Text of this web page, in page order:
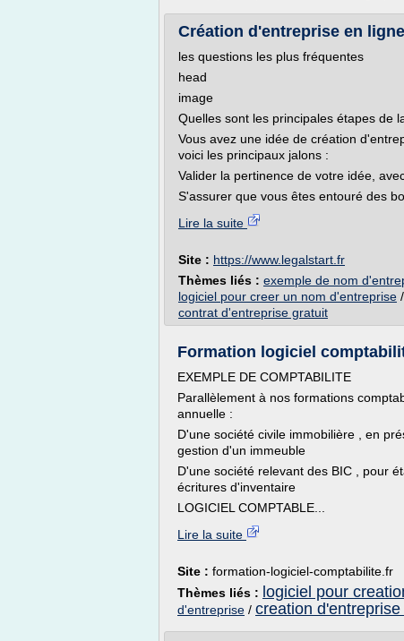
Création d'entreprise en
les questions les plus fréquentes
head
image
Quelles sont les principales étapes de
Vous avez une idée de création
voici les principaux jalons :
Valider la pertinence de votre idée,
S'assurer que vous êtes entouré des
Lire la suite
Site : https://www.legalstart.fr
Thèmes liés : exemple de nom
logiciel pour creer un nom d'entreprise /
contrat d'entreprise gratuit
Formation logiciel
EXEMPLE DE COMPTABILITE
Parallèlement à nos formations
annuelle :
D'une société civile immobilière , en
gestion d'un immeuble
D'une société relevant des BIC , pour
écritures d'inventaire
LOGICIEL COMPTABLE...
Lire la suite
Site : formation-logiciel-comptabilite.fr
Thèmes liés : logiciel pour
d'entreprise / creation